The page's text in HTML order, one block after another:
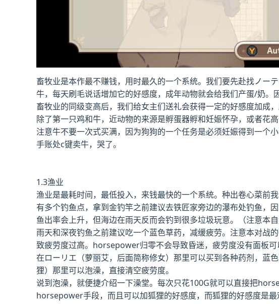
畜牧业是本作最不赚钱，用时最久的一个系统。我们要先赴找ノー
牛，每天刷毛说话增加它的好感度，成年动物就会给我们产蛋/奶。
畜牧业的同级变高后，我们给女主们送礼会获得一定的好感度加成
除了第一只鸡和牛，近动物的来源是孵蛋器孵和妊娠怀孕，或者花
注意牛不要一次式买满，因为狗狗的一个任务是必须妊娠得到一个
手账处c键卖牛，哭了。
1.3渔业
渔业是最耗时间，最低投入，来钱最快的一个系统。种出卷心菜前
有多个钓鱼点，拿到金钓竿之前建议去铁匠家旁边的瀑布处钓鱼，
鱼出率会上升，但海边在雨天反而会钓到很多垃圾玩意。（注意本
雨天和深夜钓鱼之前建议吃一个蓝色草药，减缓疲劳。注意本对战
致疲劳度过高。horsepower归零不会导致昏迷，疲劳度没有面板可
在ローリエ（萝丽艾，后面简称修女）那里可以买到各种药剂，蓝
狸）那里可以泡澡，直接清空疲劳度。
说到泡澡，就便捷介绍一下澡堂。每次只花100G就可以直接把
horsepower手段，而且可以加狐狸的好感度，而狐狸的好感度是最